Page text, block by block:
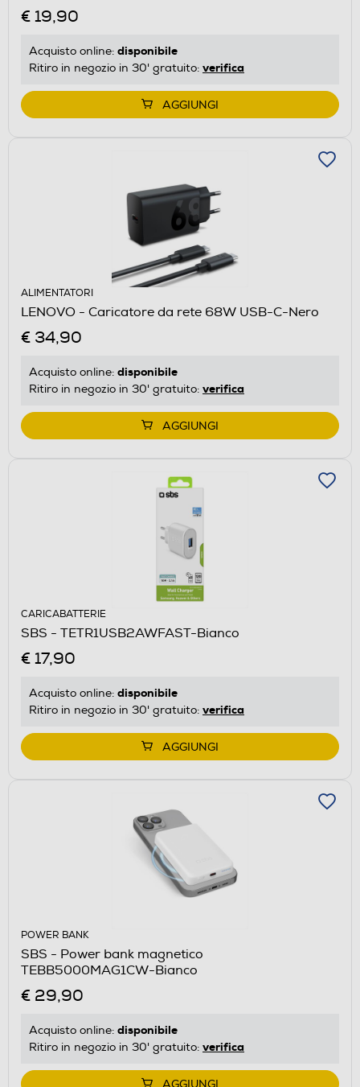
€ 19,90
Acquisto online: disponibile
Ritiro in negozio in 30' gratuito: verifica
AGGIUNGI
ALIMENTATORI
LENOVO - Caricatore da rete 68W USB-C-Nero
€ 34,90
Acquisto online: disponibile
Ritiro in negozio in 30' gratuito: verifica
AGGIUNGI
CARICABATTERIE
SBS - TETR1USB2AWFAST-Bianco
€ 17,90
Acquisto online: disponibile
Ritiro in negozio in 30' gratuito: verifica
AGGIUNGI
POWER BANK
SBS - Power bank magnetico
TEBB5000MAG1CW-Bianco
€ 29,90
Acquisto online: disponibile
Ritiro in negozio in 30' gratuito: verifica
AGGIUNGI